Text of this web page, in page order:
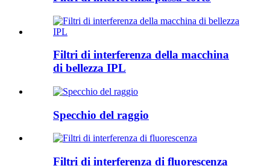
Filtri di interferenza della macchina
di bellezza IPL
Specchio del raggio
Filtri di interferenza di fluorescenza